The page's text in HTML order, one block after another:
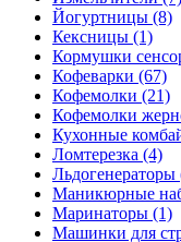
Йогуртницы (8)
Кексницы (1)
Кормушки
Кофеварки (67)
Кофемолки (21)
Кофемолки
Кухонные
Ломтерезка (4)
Льдогенераторы
Маникюрные
Маринаторы (1)
Машинки для